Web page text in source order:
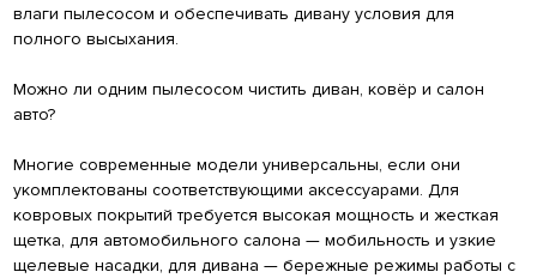
влаги пылесосом и обеспечивать дивану условия для
полного высыхания.
Можно ли одним пылесосом чистить диван, ковёр и салон
авто?
Многие современные модели универсальны, если они
укомплектованы соответствующими аксессуарами. Для
ковровых покрытий требуется высокая мощность и жесткая
щетка, для автомобильного салона — мобильность и узкие
щелевые насадки, для дивана — бережные режимы работы с